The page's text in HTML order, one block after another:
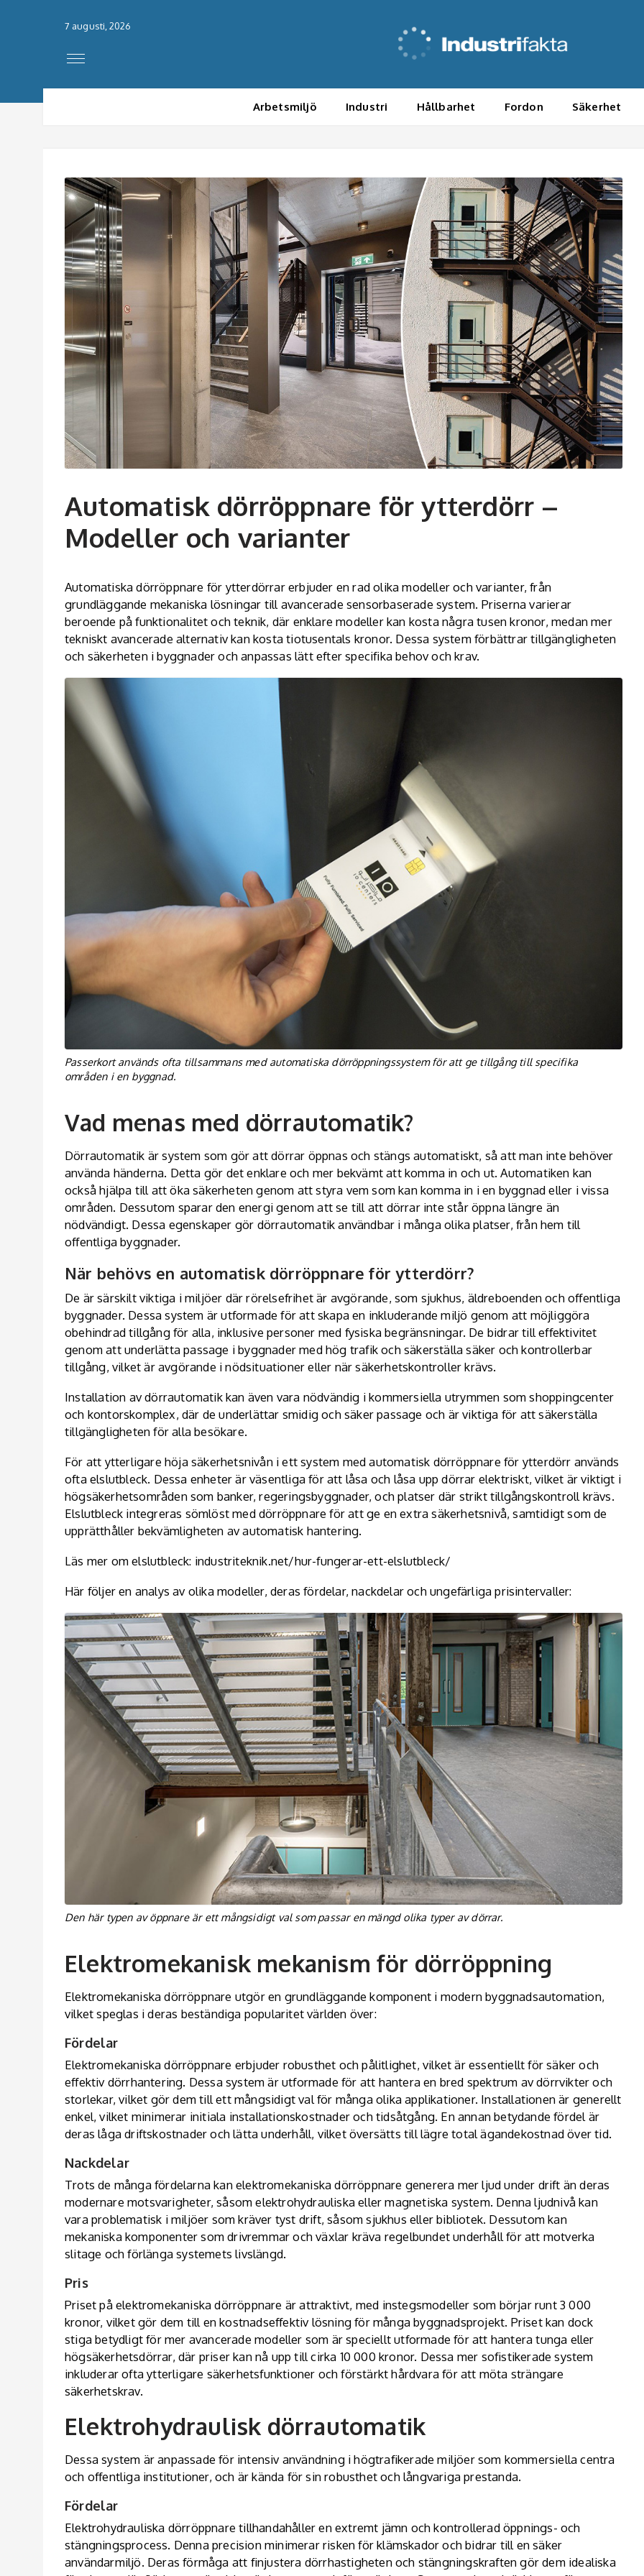
7 augusti, 2026
Arbetsmiljö Industri Hållbarhet Fordon Säkerhet
Automatisk dörröppnare för ytterdörr –
Modeller och varianter
Automatiska dörröppnare för ytterdörrar erbjuder en rad olika modeller och varianter, från
grundläggande mekaniska lösningar till avancerade sensorbaserade system. Priserna varierar
beroende på funktionalitet och teknik, där enklare modeller kan kosta några tusen kronor, medan mer
tekniskt avancerade alternativ kan kosta tiotusentals kronor. Dessa system förbättrar tillgängligheten
och säkerheten i byggnader och anpassas lätt efter specifika behov och krav.
Passerkort används ofta tillsammans med automatiska dörröppningssystem för att ge tillgång till specifika
områden i en byggnad.
Vad menas med dörrautomatik?
Dörrautomatik är system som gör att dörrar öppnas och stängs automatiskt, så att man inte behöver
använda händerna. Detta gör det enklare och mer bekvämt att komma in och ut. Automatiken kan
också hjälpa till att öka säkerheten genom att styra vem som kan komma in i en byggnad eller i vissa
områden. Dessutom sparar den energi genom att se till att dörrar inte står öppna längre än
nödvändigt. Dessa egenskaper gör dörrautomatik användbar i många olika platser, från hem till
offentliga byggnader.
När behövs en automatisk dörröppnare för ytterdörr?
De är särskilt viktiga i miljöer där rörelsefrihet är avgörande, som sjukhus, äldreboenden och offentliga
byggnader. Dessa system är utformade för att skapa en inkluderande miljö genom att möjliggöra
obehindrad tillgång för alla, inklusive personer med fysiska begränsningar. De bidrar till effektivitet
genom att underlätta passage i byggnader med hög trafik och säkerställa säker och kontrollerbar
tillgång, vilket är avgörande i nödsituationer eller när säkerhetskontroller krävs.
Installation av dörrautomatik kan även vara nödvändig i kommersiella utrymmen som shoppingcenter
och kontorskomplex, där de underlättar smidig och säker passage och är viktiga för att säkerställa
tillgängligheten för alla besökare.
För att ytterligare höja säkerhetsnivån i ett system med automatisk dörröppnare för ytterdörr används
ofta elslutbleck. Dessa enheter är väsentliga för att låsa och låsa upp dörrar elektriskt, vilket är viktigt i
högsäkerhetsområden som banker, regeringsbyggnader, och platser där strikt tillgångskontroll krävs.
Elslutbleck integreras sömlöst med dörröppnare för att ge en extra säkerhetsnivå, samtidigt som de
upprätthåller bekvämligheten av automatisk hantering.
Läs mer om elslutbleck: industriteknik.net/hur-fungerar-ett-elslutbleck/
Här följer en analys av olika modeller, deras fördelar, nackdelar och ungefärliga prisintervaller:
Den här typen av öppnare är ett mångsidigt val som passar en mängd olika typer av dörrar.
Elektromekanisk mekanism för dörröppning
Elektromekaniska dörröppnare utgör en grundläggande komponent i modern byggnadsautomation,
vilket speglas i deras beständiga popularitet världen över:
Fördelar
Elektromekaniska dörröppnare erbjuder robusthet och pålitlighet, vilket är essentiellt för säker och
effektiv dörrhantering. Dessa system är utformade för att hantera en bred spektrum av dörrvikter och
storlekar, vilket gör dem till ett mångsidigt val för många olika applikationer. Installationen är generellt
enkel, vilket minimerar initiala installationskostnader och tidsåtgång. En annan betydande fördel är
deras låga driftskostnader och lätta underhåll, vilket översätts till lägre total ägandekostnad över tid.
Nackdelar
Trots de många fördelarna kan elektromekaniska dörröppnare generera mer ljud under drift än deras
modernare motsvarigheter, såsom elektrohydrauliska eller magnetiska system. Denna ljudnivå kan
vara problematisk i miljöer som kräver tyst drift, såsom sjukhus eller bibliotek. Dessutom kan
mekaniska komponenter som drivremmar och växlar kräva regelbundet underhåll för att motverka
slitage och förlänga systemets livslängd.
Pris
Priset på elektromekaniska dörröppnare är attraktivt, med instegsmodeller som börjar runt 3 000
kronor, vilket gör dem till en kostnadseffektiv lösning för många byggnadsprojekt. Priset kan dock
stiga betydligt för mer avancerade modeller som är speciellt utformade för att hantera tunga eller
högsäkerhetsdörrar, där priser kan nå upp till cirka 10 000 kronor. Dessa mer sofistikerade system
inkluderar ofta ytterligare säkerhetsfunktioner och förstärkt hårdvara för att möta strängare
säkerhetskrav.
Elektrohydraulisk dörrautomatik
Dessa system är anpassade för intensiv användning i högtrafikerade miljöer som kommersiella centra
och offentliga institutioner, och är kända för sin robusthet och långvariga prestanda.
Fördelar
Elektrohydrauliska dörröppnare tillhandahåller en extremt jämn och kontrollerad öppnings- och
stängningsprocess. Denna precision minimerar risken för klämskador och bidrar till en säker
användarmiljö. Deras förmåga att finjustera dörrhastigheten och stängningskraften gör dem idealiska